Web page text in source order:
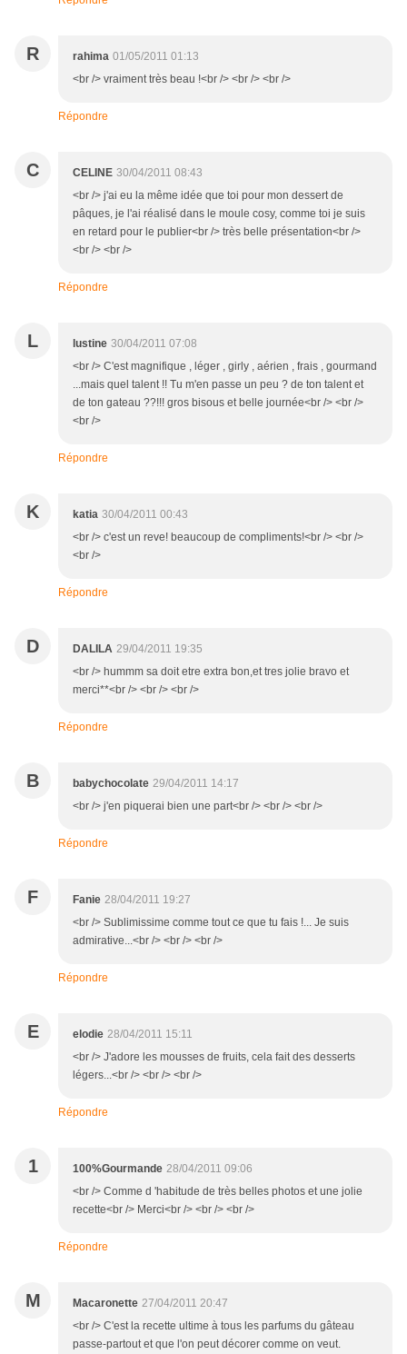
R rahima 01/05/2011 01:13
<br /> vraiment très beau !<br /> <br /> <br />
Répondre
C CELINE 30/04/2011 08:43
<br /> j'ai eu la même idée que toi pour mon dessert de
pâques, je l'ai réalisé dans le moule cosy, comme toi je suis
en retard pour le publier<br /> très belle présentation<br />
<br /> <br />
Répondre
L lustine 30/04/2011 07:08
<br /> C'est magnifique , léger , girly , aérien , frais , gourmand
...mais quel talent !! Tu m'en passe un peu ? de ton talent et
de ton gateau ??!!! gros bisous et belle journée<br /> <br />
<br />
Répondre
K katia 30/04/2011 00:43
<br /> c'est un reve! beaucoup de compliments!<br /> <br />
<br />
Répondre
D DALILA 29/04/2011 19:35
<br /> hummm sa doit etre extra bon,et tres jolie bravo et
merci**<br /> <br /> <br />
Répondre
B babychocolate 29/04/2011 14:17
<br /> j'en piquerai bien une part<br /> <br /> <br />
Répondre
F Fanie 28/04/2011 19:27
<br /> Sublimissime comme tout ce que tu fais !... Je suis
admirative...<br /> <br /> <br />
Répondre
E elodie 28/04/2011 15:11
<br /> J'adore les mousses de fruits, cela fait des desserts
légers...<br /> <br /> <br />
Répondre
1 100%Gourmande 28/04/2011 09:06
<br /> Comme d 'habitude de très belles photos et une jolie
recette<br /> Merci<br /> <br /> <br />
Répondre
M Macaronette 27/04/2011 20:47
<br /> C'est la recette ultime à tous les parfums du gâteau
passe-partout et que l'on peut décorer comme on veut.